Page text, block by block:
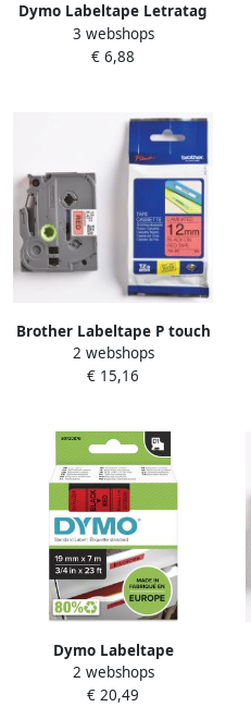
Dymo Labeltape Letratag
91203 plastic 12mm zwart
op rood
3 webshops
€ 6,88
Brother Labeltape P touch
TZE431 12mm zwart op
rood
2 webshops
€ 15,16
Dymo Labeltape
LabelManager D1 polyester
19mm zwart op rood
2 webshops
€ 20,49